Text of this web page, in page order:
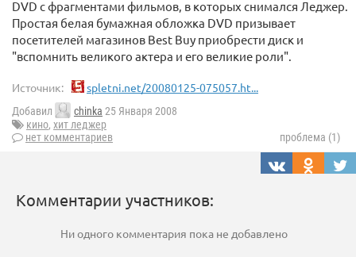
DVD с фрагментами фильмов, в которых снимался Леджер.
Простая белая бумажная обложка DVD призывает
посетителей магазинов Best Buy приобрести диск и
"вспомнить великого актера и его великие роли".
Источник: spletni.net/20080125-075057.ht...
Добавил chinka 25 Января 2008
кино, хит леджер
нет комментариев
проблема (1)
Комментарии участников:
Ни одного комментария пока не добавлено